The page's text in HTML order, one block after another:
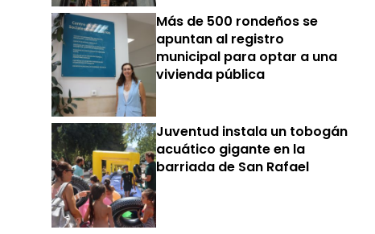
Más de 500 rondeños se
apuntan al registro
municipal para optar a una
vivienda pública
Juventud instala un tobogán
acuático gigante en la
barriada de San Rafael